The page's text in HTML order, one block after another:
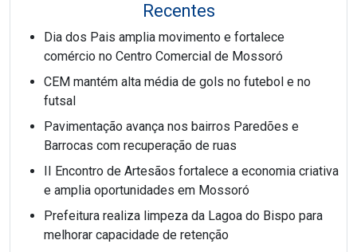
Recentes
Dia dos Pais amplia movimento e fortalece
comércio no Centro Comercial de Mossoró
CEM mantém alta média de gols no futebol e no
futsal
Pavimentação avança nos bairros Paredões e
Barrocas com recuperação de ruas
II Encontro de Artesãos fortalece a economia criativa
e amplia oportunidades em Mossoró
Prefeitura realiza limpeza da Lagoa do Bispo para
melhorar capacidade de retenção